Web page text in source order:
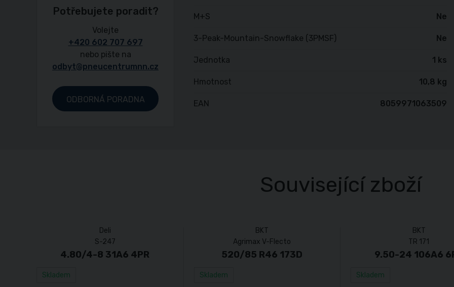
M+S Ne
3-Peak-Mountain-Snowflake (3PMSF) Ne
Jednotka 1 ks
Hmotnost 10,8 kg
EAN 8059971063509
Potřebujete poradit?
Volejte
+420 602 707 697
nebo pište na
odbyt@pneucentrumnn.cz
ODBORNÁ PORADNA
Související zboží
Deli
S-247
4.80/4-8 31A6 4PR
Skladem
BKT
Agrimax V-Flecto
520/85 R46 173D
Skladem
BKT
TR 171
9.50-24 106A6
Skladem